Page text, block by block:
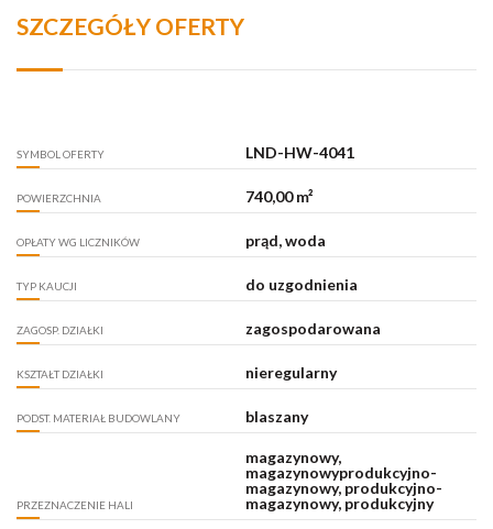
SZCZEGÓŁY OFERTY
SYMBOL OFERTY LND-HW-4041
POWIERZCHNIA 740,00 m²
OPŁATY WG LICZNIKÓW prąd, woda
TYP KAUCJI do uzgodnienia
ZAGOSP. DZIAŁKI zagospodarowana
KSZTAŁT DZIAŁKI nieregularny
PODST. MATERIAŁ BUDOWLANY blaszany
PRZEZNACZENIE HALI
magazynowy,
magazynowyprodukcyjno-
magazynowy, produkcyjno-
magazynowy, produkcyjny